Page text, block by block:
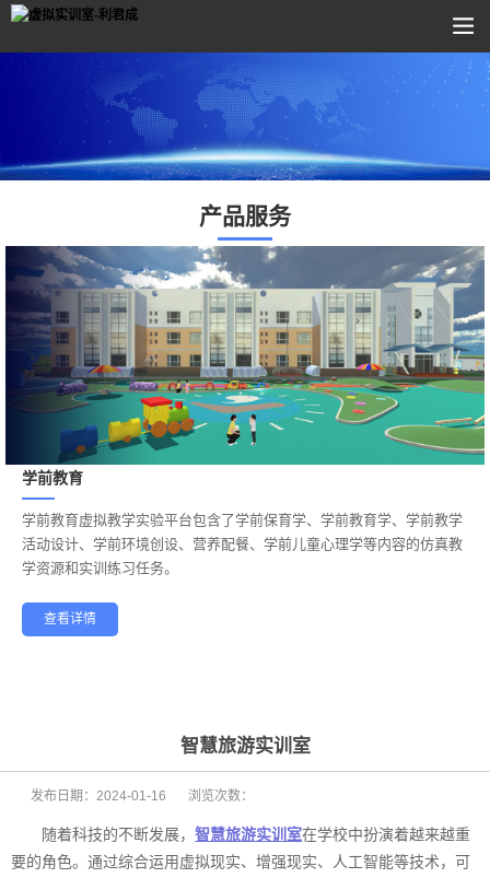
产品服务
学前教育
——
学前教育虚拟教学实验平台包含了学前保育学、学前教育学、学前教学
活动设计、学前环境创设、营养配餐、学前儿童心理学等内容的仿真教
学资源和实训练习任务。
查看详情
智慧旅游实训室
发布日期： 2024-01-16 浏览次数：
随着科技的不断发展， 智慧旅游实训室在学校中扮演着越来越重
要的角色。通过综合运用虚拟现实、增强现实、人工智能等技术，可